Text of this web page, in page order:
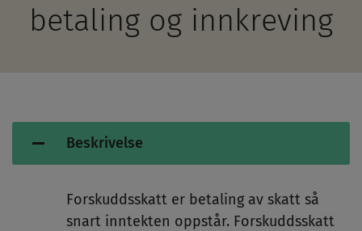
betaling og innkreving
Beskrivelse
Forskuddsskatt er betaling av skatt så
snart inntekten oppstår. Forskuddsskatt